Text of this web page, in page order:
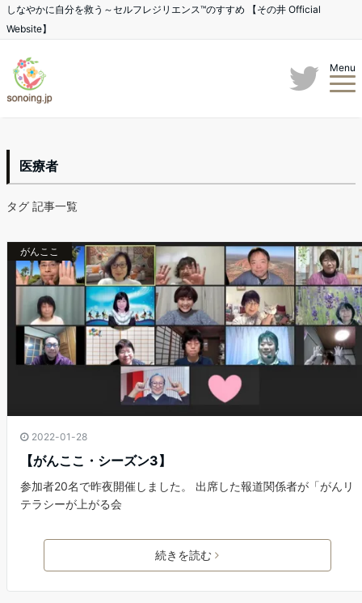
しなやかに自分を救う～セルフレジリエンス™のすすめ 【その井 Official
Website】
Menu
医療者
タグ 記事一覧
がんここ
2022-01-28
【がんここ・シーズン3】
参加者20名で昨夜開催しました。 出席した報道関係者が「がんリ
テラシーが上がる会
続きを読む